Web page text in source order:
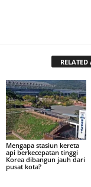
RELATED
Mengapa stasiun kereta
api berkecepatan tinggi
Korea dibangun jauh dari
pusat kota?